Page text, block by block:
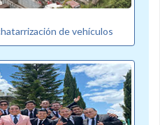
de vehículos